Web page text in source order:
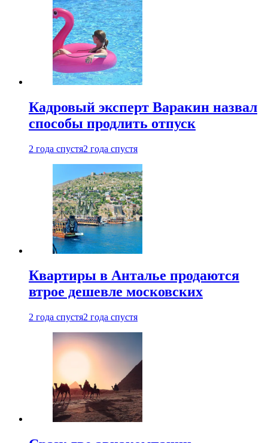
Кадровый эксперт Варакин назвал
способы продлить отпуск
2 года спустя2 года спустя
Квартиры в Анталье продаются
втрое дешевле московских
2 года спустя2 года спустя